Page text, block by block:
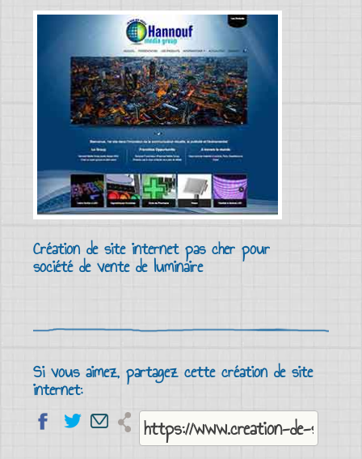
Création de site internet pas cher pour
société de vente de luminaire
Si vous aimez, partagez cette création de site
internet: